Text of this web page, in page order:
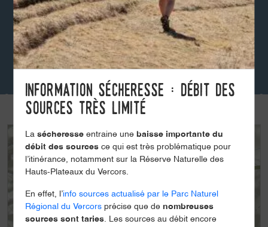
+
-
Information sécheresse : débit des
sources très limité
Lasécheresse entraine une baisse importante du
débit des sources ce qui est très problématique pour
l’itinérance, notamment sur la Réserve Naturelle des
Hauts-Plateaux du Vercors.
En effet, l’info sources actualisé par le Parc Naturel
Régional du Vercors précise que de nombreuses
sources sont taries. Les sources au débit encore